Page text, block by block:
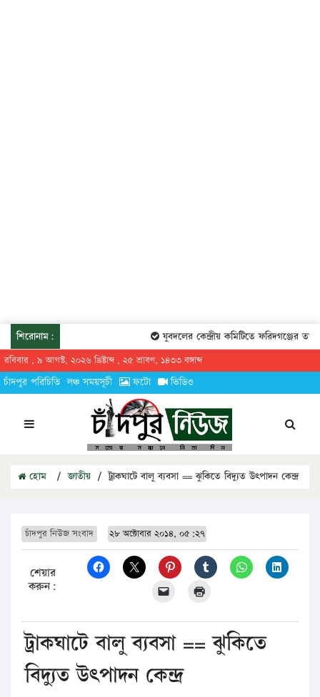
শিরোনাম: যুবদলের কেন্দ্রীয় কমিটিতে ফরিদগঞ্জের তারেকুর
রবিবার , ৯ আগস্ট, ২০২৬ খ্রিষ্টাব্দ , ২৫ শ্রাবণ, ১৪৩৩ বঙ্গাব্দ
চাঁদপুর পরিচিতি লঞ্চ সময়সূচী ফটো ভিডিও
হোম / জাতীয় / ট্রাকঘাটে বালু ব্যবসা == ঝুকিতে বিদ্যুত উৎপাদন কেন্দ্র
চাঁদপুর নিউজ সংবাদ ২৮ অক্টোবার ২০১৪, ০৫:২৭
শেয়ার
করুন:
ট্রাকঘাটে বালু ব্যবসা == ঝুকিতে
বিদ্যুত উৎপাদন কেন্দ্র